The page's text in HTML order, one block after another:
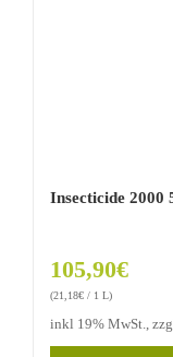
Insecticide 2000
105,90€
(21,18€ / 1 L)
inkl 19% MwSt.,